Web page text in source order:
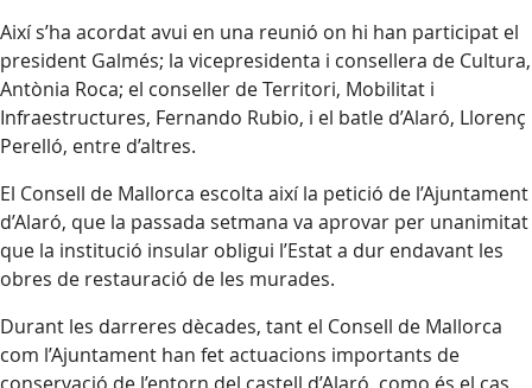
Així s’ha acordat avui en una reunió on hi han participat el
president Galmés; la vicepresidenta i consellera de Cultura,
Antònia Roca; el conseller de Territori, Mobilitat i
Infraestructures, Fernando Rubio, i el batle d’Alaró, Llorenç
Perelló, entre d’altres.
El Consell de Mallorca escolta així la petició de l’Ajuntament
d’Alaró, que la passada setmana va aprovar per unanimitat
que la institució insular obligui l’Estat a dur endavant les
obres de restauració de les murades.
Durant les darreres dècades, tant el Consell de Mallorca
com l’Ajuntament han fet actuacions importants de